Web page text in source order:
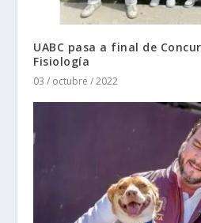
UABC pasa a final de
Fisiología
03 / octubre / 2022